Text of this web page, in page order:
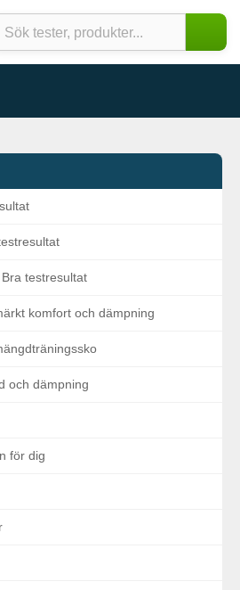
testresultat
komfort och dämpning
och dämpning
för dig